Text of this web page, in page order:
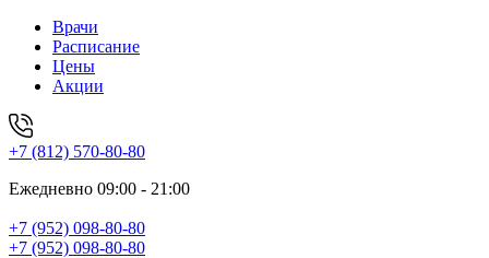
Врачи
Расписание
Цены
Акции
+7 (812) 570-80-80
Ежедневно 09:00 - 21:00
+7 (952) 098-80-80
+7 (952) 098-80-80